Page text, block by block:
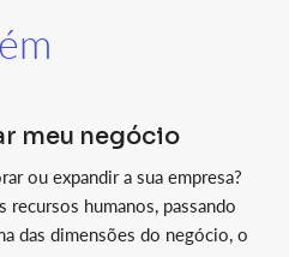
meu negócio
ou expandir a sua empresa?
recursos humanos, passando
das dimensões do negócio, o